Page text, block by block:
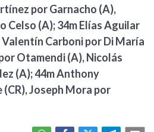
por Garnacho (A),
Celso (A); 34m Elías Aguilar
Valentín Carboni por Di María
Otamendi (A), Nicolás
(A); 44m Anthony
Joseph Mora por